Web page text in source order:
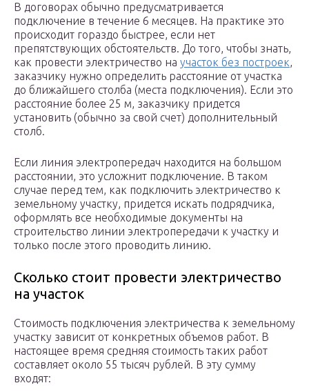
В договорах обычно предусматривается
подключение в течение 6 месяцев. На практике это
происходит гораздо быстрее, если нет
препятствующих обстоятельств. До того, чтобы знать,
как провести электричество на участок без построек,
заказчику нужно определить расстояние от участка
до ближайшего столба (места подключения). Если это
расстояние более 25 м, заказчику придется
установить (обычно за свой счет) дополнительный
столб.
Если линия электропередач находится на большом
расстоянии, это усложнит подключение. В таком
случае перед тем, как подключить электричество к
земельному участку, придется искать подрядчика,
оформлять все необходимые документы на
строительство линии электропередачи к участку и
только после этого проводить линию.
Сколько стоит провести электричество
на участок
Стоимость подключения электричества к земельному
участку зависит от конкретных объемов работ. В
настоящее время средняя стоимость таких работ
составляет около 55 тысяч рублей. В эту сумму
входят: